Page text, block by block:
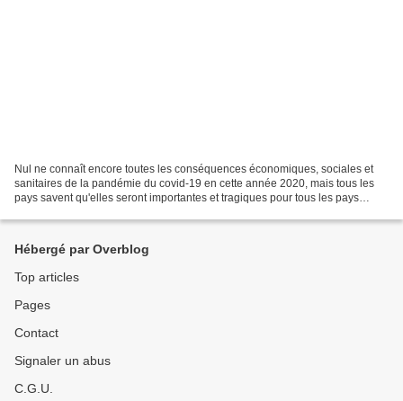
Nul ne connaît encore toutes les conséquences économiques, sociales et
sanitaires de la pandémie du covid-19 en cette année 2020, mais tous les
pays savent qu'elles seront importantes et tragiques pour tous les pays
Hébergé par Overblog
Top articles
Pages
Contact
Signaler un abus
C.G.U.